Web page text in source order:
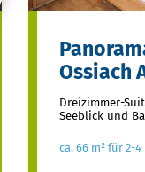
Ossiach
Dreizimmer-
Seeblick und
ca. 66 m² für 2-4